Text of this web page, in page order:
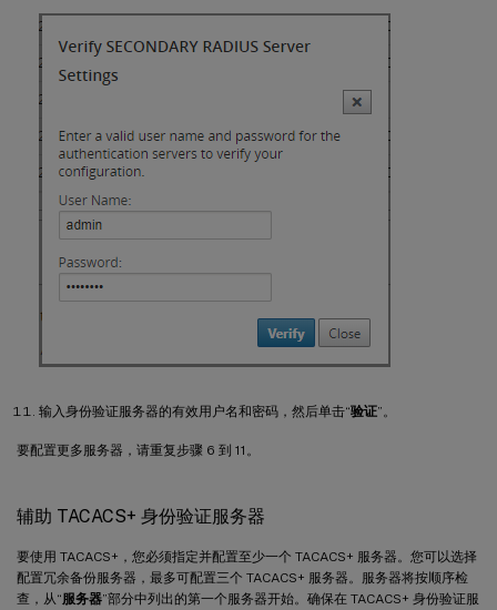
输入身份验证服务器的有效用户名和密码，然后单击“验证”。
要配置更多服务器，请重复步骤 6 到 11。
辅助 TACACS+ 身份验证服务器
要使用 TACACS+，您必须指定并配置至少一个 TACACS+ 服务器。您可以选择
配置冗余备份服务器，最多可配置三个 TACACS+ 服务器。服务器将按顺序检
查，从“服务器”部分中列出的第一个服务器开始。确保在 TACACS+ 身份验证服